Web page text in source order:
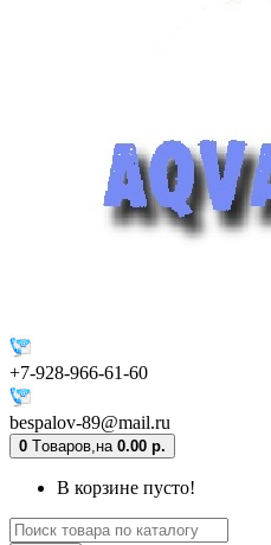
+7-928-966-61-60
bespalov-89@mail.ru
0 Tоваров,на 0.00 р.
В корзине пусто!